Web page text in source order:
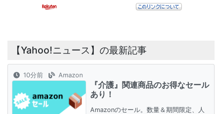
【Yahoo!ニュース】の最新記事
10分前 Amazon
『介護』関連商品のお得なセール
あり！
Amazonのセール。数量＆期間限定、人